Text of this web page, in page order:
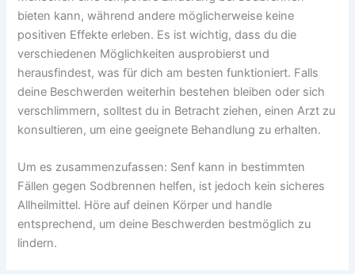
bieten kann, während andere möglicherweise keine
positiven Effekte erleben. Es ist wichtig, dass du die
verschiedenen Möglichkeiten ausprobierst und
herausfindest, was für dich am besten funktioniert. Falls
deine Beschwerden weiterhin bestehen bleiben oder sich
verschlimmern, solltest du in Betracht ziehen, einen Arzt zu
konsultieren, um eine geeignete Behandlung zu erhalten.
Um es zusammenzufassen: Senf kann in bestimmten
Fällen gegen Sodbrennen helfen, ist jedoch kein sicheres
Allheilmittel. Höre auf deinen Körper und handle
entsprechend, um deine Beschwerden bestmöglich zu
lindern.